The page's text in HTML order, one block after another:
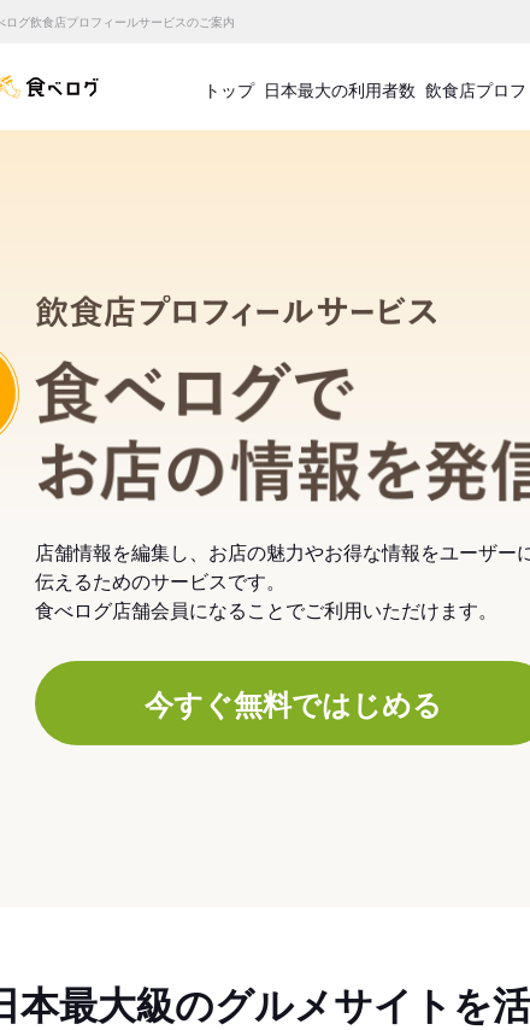
ログ飲食店プロフィールサービスのご案内
食べログ店舗管理画面
トップ 日本最大の利用者数 飲食店プロ
飲食店プ
店舗情報を編集し、お店の魅力やお得な情報をユーザー
伝えるためのサービスです。
食べログ店舗会員になることでご利用いただけます。
今すぐ無料ではじめる
本最大級のグルメサイトを